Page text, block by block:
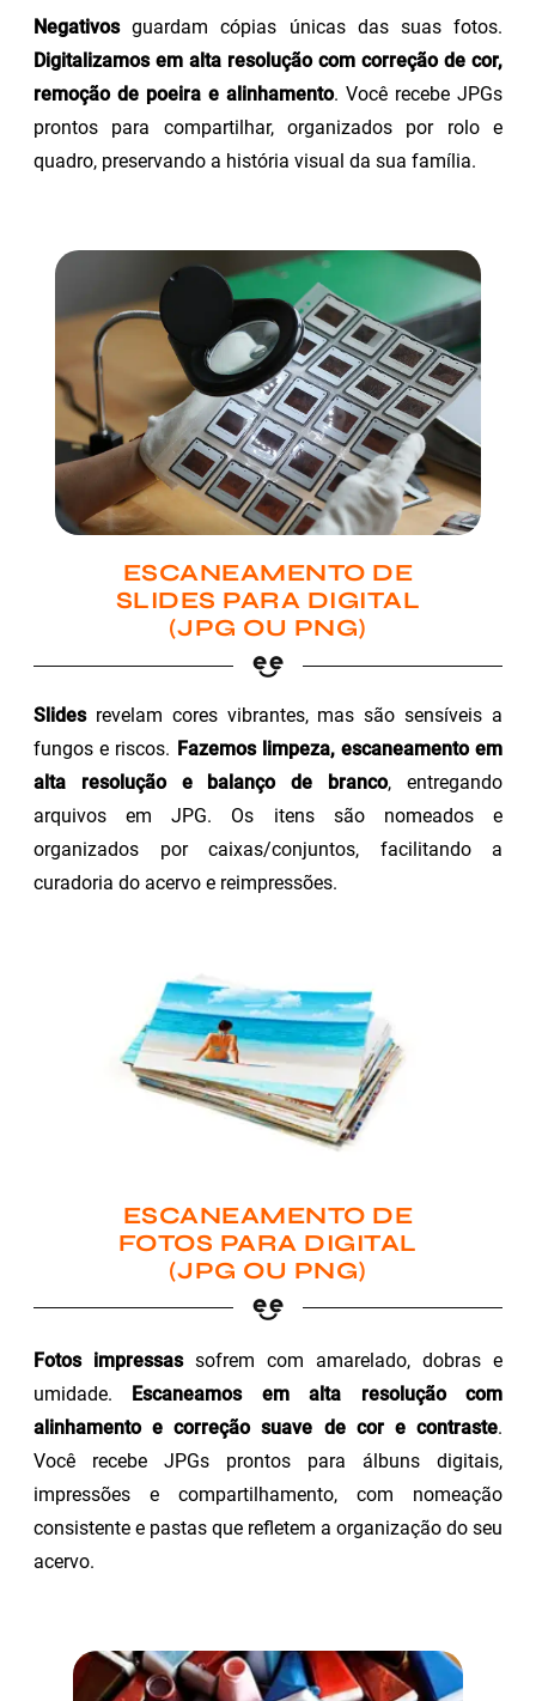
Negativosguardam cópias únicas das suas fotos.
Digitalizamos em alta resolução com correção de cor,
remoção de poeira e alinhamento. Você recebe JPGs
prontos para compartilhar, organizados por rolo e
quadro, preservando a história visual da sua família.
ESCANEAMENTO DE
SLIDES PARA DIGITAL
(JPG OU PNG)
Slidesrevelam cores vibrantes, mas são sensíveis a
fungos e riscos. Fazemos limpeza, escaneamento em
alta resolução e balanço de branco, entregando
arquivos em JPG. Os itens são nomeados e
organizados por caixas/conjuntos, facilitando a
curadoria do acervo e reimpressões.
ESCANEAMENTO DE
FOTOS PARA DIGITAL
(JPG OU PNG)
Fotos impressassofrem com amarelado, dobras e
umidade. Escaneamos em alta resolução com
alinhamento e correção suave de cor e contraste.
Você recebe JPGs prontos para álbuns digitais,
impressões e compartilhamento, com nomeação
consistente e pastas que refletem a organização do seu
acervo.